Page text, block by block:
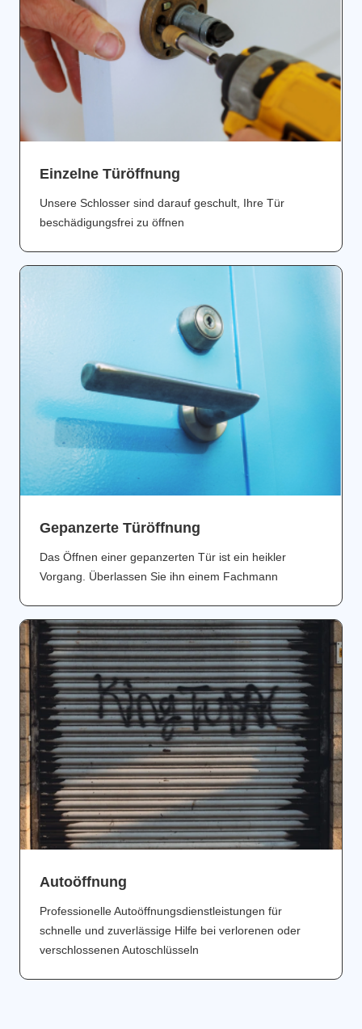
Einzelne Türöffnung
Unsere Schlosser sind darauf geschult, Ihre Tür
beschädigungsfrei zu öffnen
Gepanzerte Türöffnung
Das Öffnen einer gepanzerten Tür ist ein heikler
Vorgang. Überlassen Sie ihn einem Fachmann
Аutoöffnung
Professionelle Autoöffnungsdienstleistungen für
schnelle und zuverlässige Hilfe bei verlorenen oder
verschlossenen Autoschlüsseln